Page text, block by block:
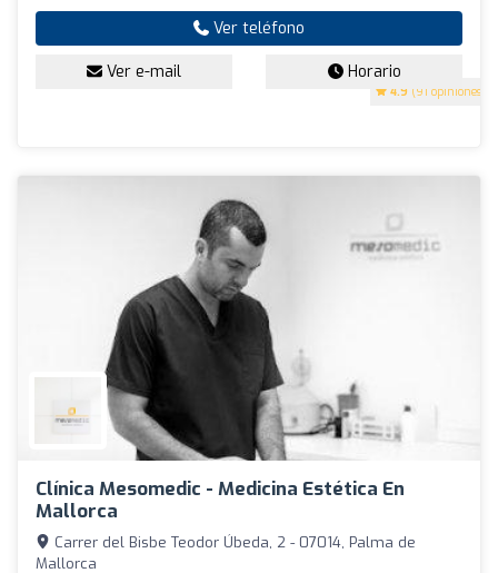
4.9 (91 opiniones)
Ver teléfono
Ver e-mail Horario
Clínica Mesomedic - Medicina Estética En
Mallorca
Carrer del Bisbe Teodor Úbeda, 2 - 07014, Palma de
Mallorca